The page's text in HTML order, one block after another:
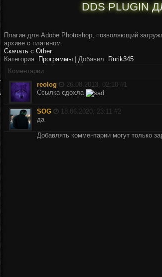
DDS PLUGIN
Плагин для Adobe Photoshop, позволяющий
архиве с плагином.
Скачать с Other
Категория: Программы | Добавил: Rurik345
Коментарии
reolog
26.08.2013, 02:10 #1
Ссылка сдохла
SOG 18.06.2020, 23:11 #2
да
Добавлять комментарии могут только